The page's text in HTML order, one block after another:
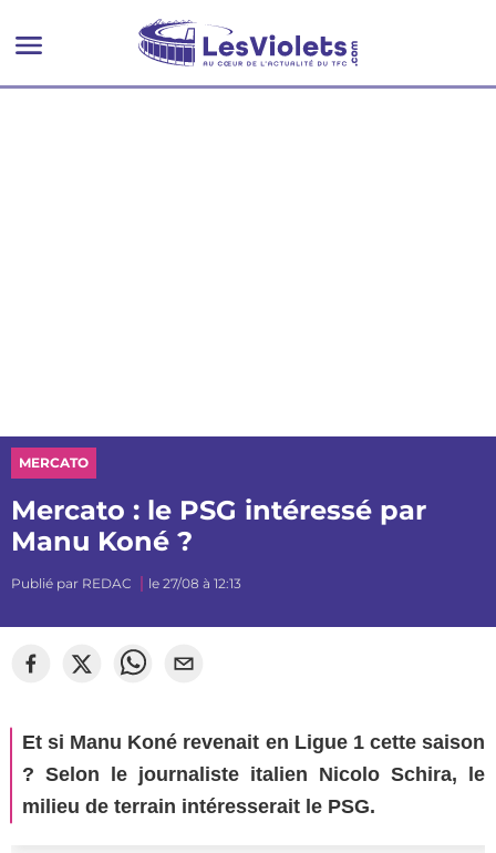
MERCATO
Mercato : le PSG intéressé par
Manu Koné ?
Publié par REDAC le 27/08 à 12:13
Et si Manu Koné revenait en Ligue 1 cette saison
? Selon le journaliste italien Nicolo Schira, le
milieu de terrain intéresserait le PSG.